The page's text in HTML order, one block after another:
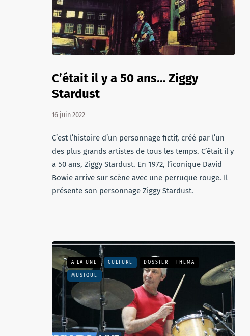
C’était il y a 50 ans… Ziggy
Stardust
16 juin 2022
C’est l’histoire d’un personnage fictif, créé par l’un
des plus grands artistes de tous les temps. C’était il y
a 50 ans, Ziggy Stardust. En 1972, l’iconique David
Bowie arrive sur scène avec une perruque rouge. Il
présente son personnage Ziggy Stardust.
A LA UNE CULTURE DOSSIER - THEMA
MUSIQUE